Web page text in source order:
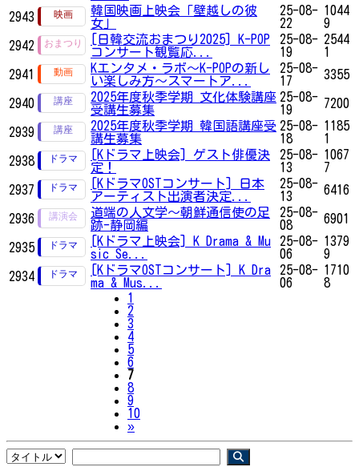
2943
韓国映画上映会「壁越しの彼
女」
25-08-
22
1044
9
2942
[日韓交流おまつり2025] K-POP
コンサート観覧応...
25-08-
19
2544
1
2941
Kエンタメ・ラボ～K-POPの新し
い楽しみ方～スマートア...
25-08-
17
3355
2940
2025年度秋季学期 文化体験講座
受講生募集
25-08-
19
7200
2939
2025年度秋季学期 韓国語講座受
講生募集
25-08-
18
1185
1
2938
[Kドラマ上映会] ゲスト俳優決
定！
25-08-
13
1067
7
2937
[KドラマOSTコンサート] 日本
アーティスト出演者決定...
25-08-
13
6416
2936
道端の人文学～朝鮮通信使の足
跡-静岡編
25-08-
08
6901
2935
[Kドラマ上映会] K Drama & Mu
sic Se...
25-08-
06
1379
9
2934
[KドラマOSTコンサート] K Dra
ma & Mus...
25-08-
06
1710
8
1
2
3
4
5
6
7
8
9
10
»Next